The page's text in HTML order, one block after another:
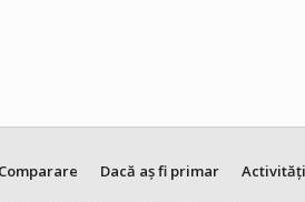
Comparare Dacă aș fi primar Activități